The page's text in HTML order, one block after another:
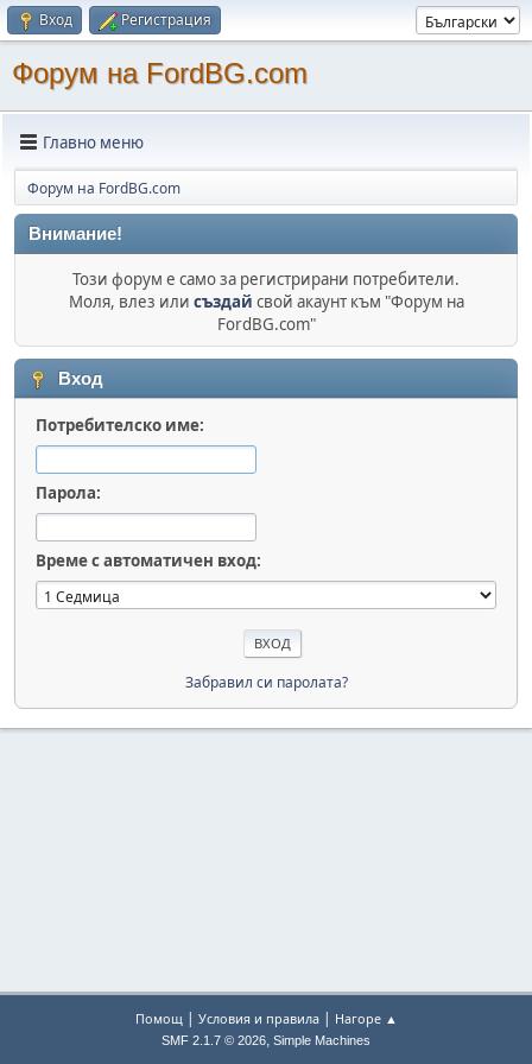
Вход Регистрация
Форум на FordBG.com
Главно меню
Форум на FordBG.com
Внимание!
Този форум е само за регистрирани потребители.
Моля, влез или създай свой акаунт към "Форум на
FordBG.com"
Вход
Потребителско име:
Парола:
Време с автоматичен вход:
Забравил си паролата?
Помощ| Условия и правила| Нагоре ▲
SMF 2.1.7 © 2026, Simple Machines